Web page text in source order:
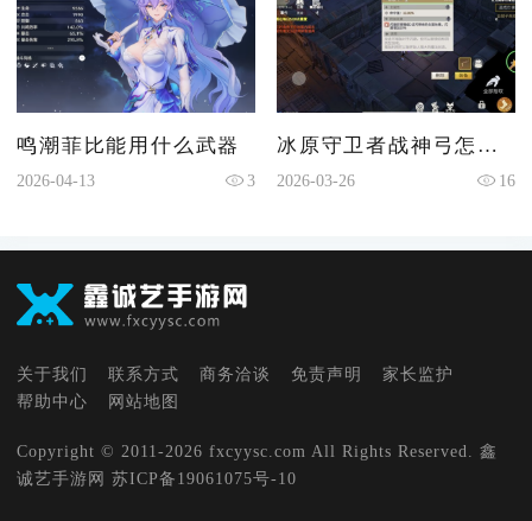
鸣潮菲比能用什么武器
2026-04-13 3
冰原守卫者战神弓怎么用
2026-03-26 16
关于我们 联系方式 商务洽谈 免责声明
家长监护
帮助中心
网站地图
Copyright © 2011-2026 fxcyysc.com All Rights Reserved. 鑫
诚艺手游网苏ICP备19061075号-10